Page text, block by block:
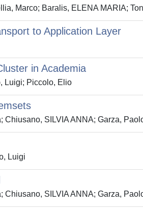
Marco; Baralis, ELENA MARIA;
to Application Layer
in Academia
Luigi; Piccolo, Elio
SILVIA ANNA; Garza,
Luigi
SILVIA ANNA; Garza,